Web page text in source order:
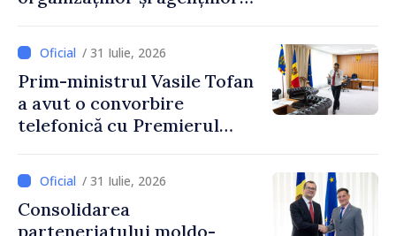
Moldova
/ 31 Iulie, 2026
Prim-ministrul Vasile Tofan
a avut o convorbire
telefonică cu Premierul
/ 31 Iulie, 2026
Consolidarea
parteneriatului moldo-